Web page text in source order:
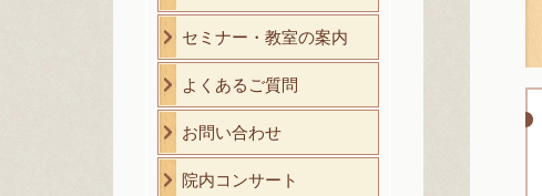
セミナー・教室の案内
よくあるご質問
お問い合わせ
院内コンサート